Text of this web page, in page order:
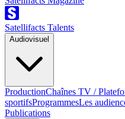
Satellifacts Talents
Audiovisuel
ProductionChaînes TV /
sportifsProgrammesLes
Publications